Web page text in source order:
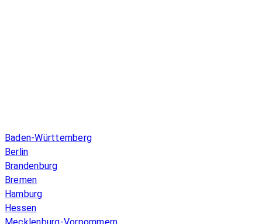
Baden-Württemberg
Berlin
Brandenburg
Bremen
Hamburg
Hessen
Mecklenburg-Vorpommern